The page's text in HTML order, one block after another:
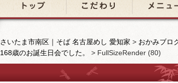
さいたま市南区｜そば 名古屋めし 愛知家 > おかみブロ
168歳のお誕生日会でした。
> FullSizeRender (80)